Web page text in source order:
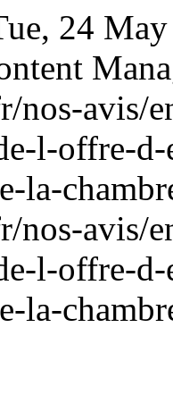
24
nos-avis/
l-offre-
la-
nos-avis/
l-offre-
la-